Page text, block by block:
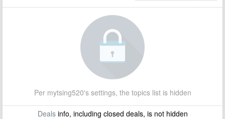
Per mytsing520's settings, the topics list is hidden
Dealsinfo, including closed deals, is not hidden